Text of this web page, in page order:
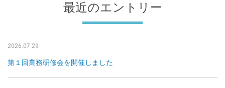
最近のエントリー
2026.07.29
第１回業務研修会を開催しました